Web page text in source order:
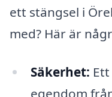
ett stängsel i
med? Här är
Säkerhet:
egendom